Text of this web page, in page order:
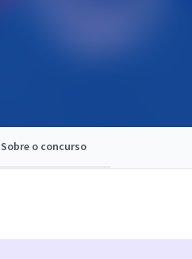
Sobre o concurso